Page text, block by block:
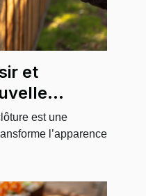
et
est une
l’apparence